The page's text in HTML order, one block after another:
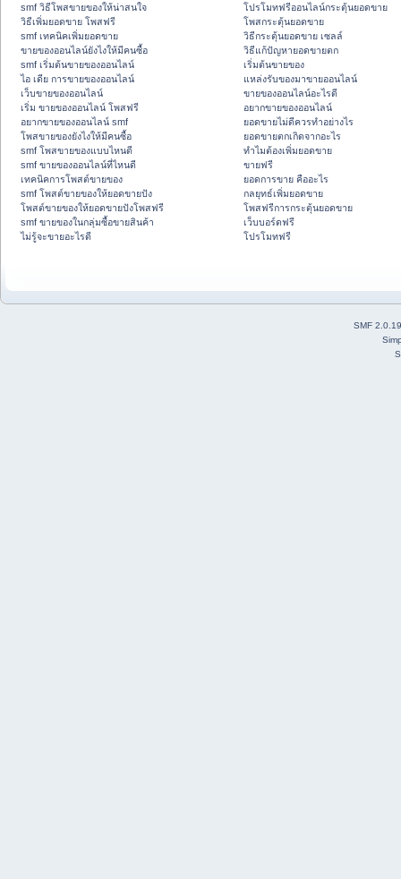
smf วิธีโพสขายของให้น่าสนใจ
วิธีเพิ่มยอดขาย โพสฟรี
smf เทคนิคเพิ่มยอดขาย
ขายของออนไลน์ยังไงให้มีคนซื้อ
smf เริ่มต้นขายของออนไลน์
ไอ เดีย การขายของออนไลน์
เว็บขายของออนไลน์
เริ่ม ขายของออนไลน์ โพสฟรี
อยากขายของออนไลน์ smf
โพสขายของยังไงให้มีคนซื้อ
smf โพสขายของแบบไหนดี
smf ขายของออนไลน์ที่ไหนดี
เทคนิคการโพสต์ขายของ
smf โพสต์ขายของให้ยอดขายปัง
โพสต์ขายของให้ยอดขายปังโพสฟรี
smf ขายของในกลุ่มซื้อขายสินค้า
ไม่รู้จะขายอะไรดี
โปรโมทฟรีออนไลน์กระตุ้นยอดขาย
โพสกระตุ้นยอดขาย
วิธีกระตุ้นยอดขาย เซลล์
วิธีแก้ปัญหายอดขายตก
เริ่มต้นขายของ
แหล่งรับของมาขายออนไลน์
ขายของออนไลน์อะไรดี
อยากขายของออนไลน์
ยอดขายไม่ดีควรทำอย่างไร
ยอดขายตกเกิดจากอะไร
ทำไมต้องเพิ่มยอดขาย
ขายฟรี
ยอดการขาย คืออะไร
กลยุทธ์เพิ่มยอดขาย
โพสฟรีการกระตุ้นยอดขาย
เว็บบอร์ดฟรี
โปรโมทฟรี
SMF 2.0.19